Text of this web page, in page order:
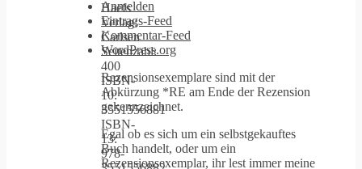
Haefs
Verlag:
Carlsen
Seitenzahl:
400
ISBN-
10:
3551556881
ISBN-
13:
978-
Anmelden
Eintrags-Feed
Kommentar-Feed
WordPress.org
Rezensionsexemplare sind mit der
Abkürzung *RE am Ende der Rezension
gekennzeichnet.
Egal ob es sich um ein selbstgekauftes
Buch handelt, oder um ein
Rezensionsexemplar, ihr lest immer meine